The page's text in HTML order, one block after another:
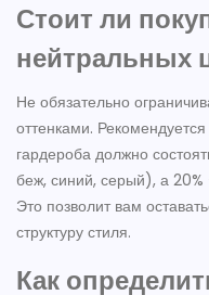
Стоит ли
нейтральных
Не обязательно
оттенками.
гардероба должно
беж, синий, серый), а 20%
Это позволит вам
структуру стиля.
Как